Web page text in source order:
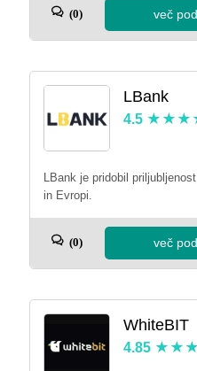
(0) več
LBank
4.5
LBank je pridobil
in Evropi.
(0) več
WhiteBIT
4.85